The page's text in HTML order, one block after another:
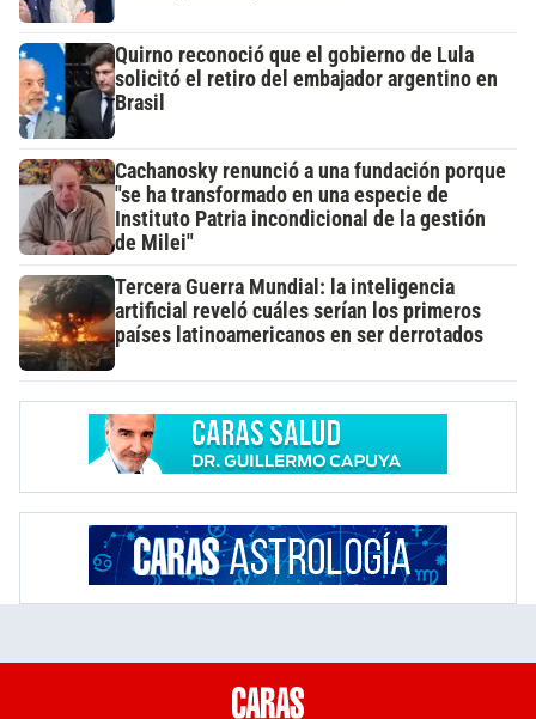
Quirno reconoció que el gobierno de Lula
solicitó el retiro del embajador argentino en
Brasil
Cachanosky renunció a una fundación porque
"se ha transformado en una especie de
Instituto Patria incondicional de la gestión
de Milei"
Tercera Guerra Mundial: la inteligencia
artificial reveló cuáles serían los primeros
países latinoamericanos en ser derrotados